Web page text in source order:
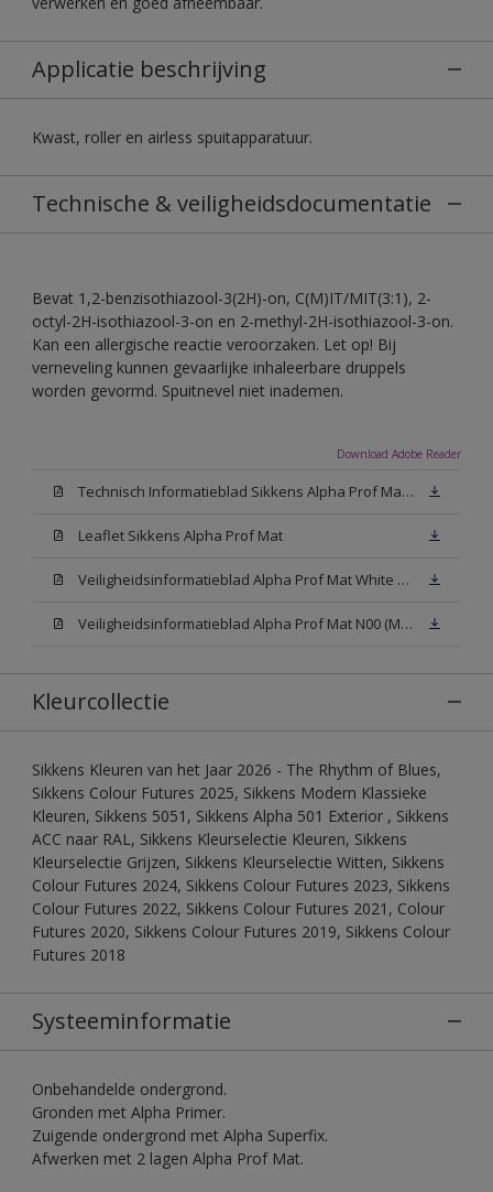
Applicatie beschrijving
Kwast, roller en airless spuitapparatuur.
Technische & veiligheidsdocumentatie
Bevat 1,2-benzisothiazool-3(2H)-on, C(M)IT/MIT(3:1), 2-
octyl-2H-isothiazool-3-on en 2-methyl-2H-isothiazool-3-on.
Kan een allergische reactie veroorzaken. Let op! Bij
verneveling kunnen gevaarlijke inhaleerbare druppels
worden gevormd. Spuitnevel niet inademen.
Download Adobe Reader
Technisch Informatieblad Sikkens Alpha Prof Mat(PDF)
Leaflet Sikkens Alpha Prof Mat
Veiligheidsinformatieblad Alpha Prof Mat White W05 (MSDS)
Veiligheidsinformatieblad Alpha Prof Mat N00 (MSDS)
Kleurcollectie
Sikkens Kleuren van het Jaar 2026 - The Rhythm of Blues,
Sikkens Colour Futures 2025, Sikkens Modern Klassieke
Kleuren, Sikkens 5051, Sikkens Alpha 501 Exterior , Sikkens
ACC naar RAL, Sikkens Kleurselectie Kleuren, Sikkens
Kleurselectie Grijzen, Sikkens Kleurselectie Witten, Sikkens
Colour Futures 2024, Sikkens Colour Futures 2023, Sikkens
Colour Futures 2022, Sikkens Colour Futures 2021, Colour
Futures 2020, Sikkens Colour Futures 2019, Sikkens Colour
Futures 2018
Systeeminformatie
Onbehandelde ondergrond.
Gronden met Alpha Primer.
Zuigende ondergrond met Alpha Superfix.
Afwerken met 2 lagen Alpha Prof Mat.